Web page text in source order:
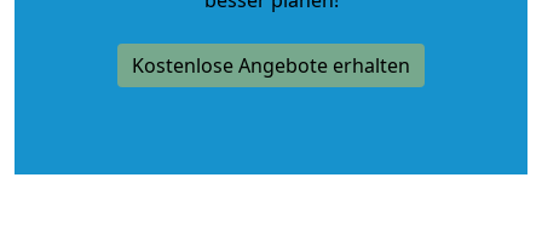
Kostenlose Angebote erhalten